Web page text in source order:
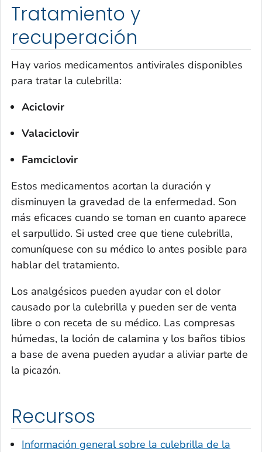
Tratamiento y
recuperación
Hay varios medicamentos antivirales disponibles
para tratar la culebrilla:
Aciclovir
Valaciclovir
Famciclovir
Estos medicamentos acortan la duración y
disminuyen la gravedad de la enfermedad. Son
más eficaces cuando se toman en cuanto aparece
el sarpullido. Si usted cree que tiene culebrilla,
comuníquese con su médico lo antes posible para
hablar del tratamiento.
Los analgésicos pueden ayudar con el dolor
causado por la culebrilla y pueden ser de venta
libre o con receta de su médico. Las compresas
húmedas, la loción de calamina y los baños tibios
a base de avena pueden ayudar a aliviar parte de
la picazón.
Recursos
Información general sobre la culebrilla de la